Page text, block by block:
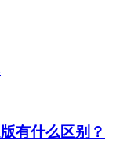
有什么区别？